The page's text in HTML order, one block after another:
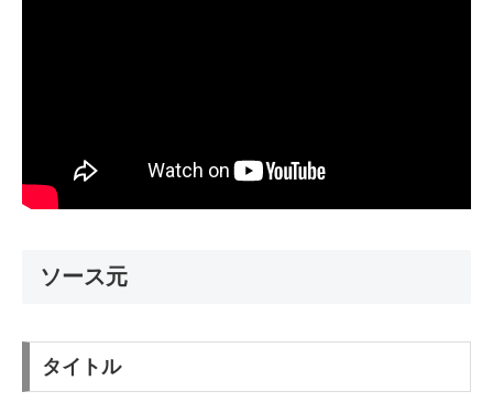
ソース元
タイトル